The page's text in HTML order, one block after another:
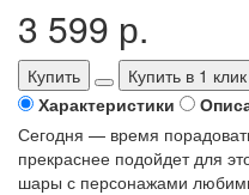
3 599 р.
Купить
Купить в 1 клик
Характеристики
Сегодня — время
прекраснее подойдет для
шары с персонажами